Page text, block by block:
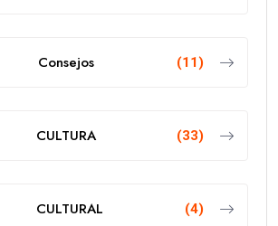
Consejos (11)
CULTURA (33)
CULTURAL (4)